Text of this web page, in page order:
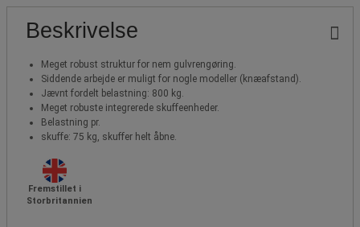
Beskrivelse
Meget robust struktur for nem gulvrengøring.
Siddende arbejde er muligt for nogle modeller (knæafstand).
Jævnt fordelt belastning: 800 kg.
Meget robuste integrerede skuffeenheder.
Belastning pr.
skuffe: 75 kg, skuffer helt åbne.
Fremstillet i
Storbritannien